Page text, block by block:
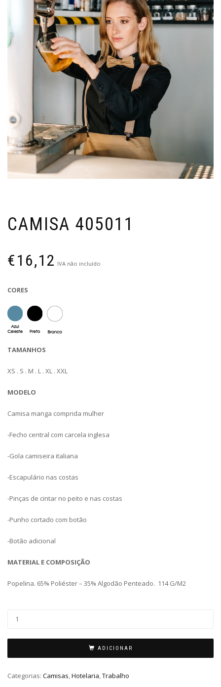
CAMISA 405011
€16,12 IVA não incluído
CORES
TAMANHOS
XS . S . M . L . XL . XXL
MODELO
Camisa manga comprida mulher
-Fecho central com carcela inglesa
-Gola camiseira italiana
-Escapulário nas costas
-Pinças de cintar no peito e nas costas
-Punho cortado com botão
-Botão adicional
MATERIAL E COMPOSIÇÃO
Popelina. 65% Poliéster – 35% Algodão Penteado. 114 G/M2
ADICIONAR
Categorias: Camisas,Hotelaria,Trabalho